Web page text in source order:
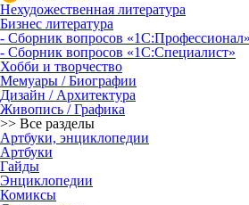
Нехудожественная литература
Бизнес литература
- Сборник вопросов «1С:Профессионал»
- Сборник вопросов «1С:Специалист»
Хобби и творчество
Мемуары / Биографии
Дизайн / Архитектура
Живопись / Графика
>> Все разделы
Артбуки, энциклопедии
Артбуки
Гайды
Энциклопедии
Комиксы